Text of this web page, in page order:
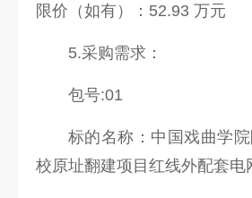
限价（如有）：52.93 万元
5.采购需求：
包号:01
标的名称：中国戏曲学
校原址翻建项目红线外配套电